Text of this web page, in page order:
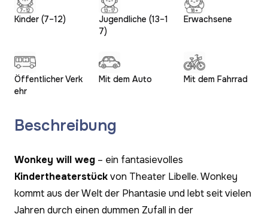
Kinder (7–12)
Jugendliche (13–1
7)
Erwachsene
Öffentlicher Verk
ehr
Mit dem Auto Mit dem Fahrrad
Beschreibung
Wonkey will weg – ein fantasievolles
Kindertheaterstückvon Theater Libelle. Wonkey
kommt aus der Welt der Phantasie und lebt seit vielen
Jahren durch einen dummen Zufall in der